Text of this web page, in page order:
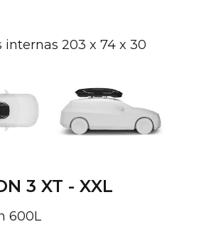
internas 203 x 74 x 30
3 XT - XXL
600L